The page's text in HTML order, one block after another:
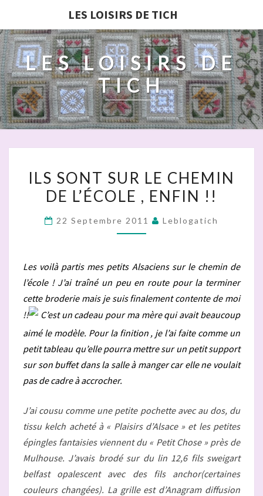
LES LOISIRS DE TICH
LES LOISIRS DE
TICH
SONT
SUR
CHEMIN
ILS SONT SUR LE CHEMIN
DE L’ÉCOLE , ENFIN !!
22 Septembre 2011 Leblogatich
Les voilà partis mes petits Alsaciens sur le chemin de
l’école ! J’ai traîné un peu en route pour la terminer
cette broderie mais je suis finalement contente de moi
!!
C’est un cadeau pour ma mère qui avait beaucoup
aimé le modèle. Pour la finition , je l’ai faite comme un
petit tableau qu’elle pourra mettre sur un petit support
sur son buffet dans la salle à manger car elle ne voulait
pas de cadre à accrocher.
J’ai cousu comme une petite pochette avec au dos, du
tissu kelch acheté à « Plaisirs d’Alsace » et les petites
épingles fantaisies viennent du « Petit Chose » près de
Mulhouse. J’avais brodé sur du lin 12,6 fils sweigart
belfast opalescent avec des fils anchor(certaines
couleurs changées). La grille est d’Anagram diffusion